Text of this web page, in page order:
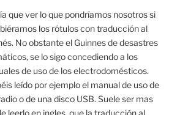
que ver lo que pondríamos nosotros si
los rótulos con traducción al
No obstante el Guinnes de desastres
se lo sigo concediendo a los
de uso de los electrodomésticos.
leído por ejemplo el manual de uso de
o de una disco USB. Suele ser mas
leerlo en ingles, que la traducción al